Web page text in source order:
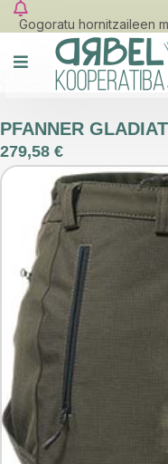
Gogoratu hornitzaileen
PFANNER
279,58 €